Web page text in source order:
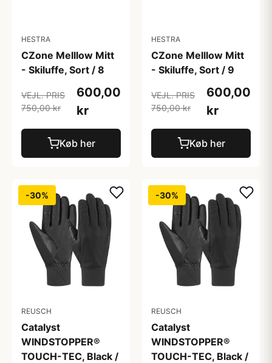
HESTRA
CZone Melllow Mitt
- Skiluffe, Sort / 8
VEJL. PRIS
750,00 kr
600,00
kr
Køb her
HESTRA
CZone Melllow Mitt
- Skiluffe, Sort / 9
VEJL. PRIS
750,00 kr
600,00
kr
Køb her
-30%
REUSCH
Catalyst
WINDSTOPPER®
TOUCH-TEC, Black /
-30%
REUSCH
Catalyst
WINDSTOPPER®
TOUCH-TEC, Black /